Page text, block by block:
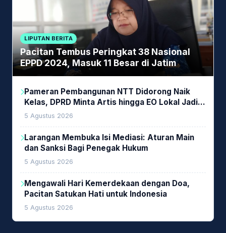
LIPUTAN BERITA
Pacitan Tembus Peringkat 38 Nasional
EPPD 2024, Masuk 11 Besar di Jatim
Pameran Pembangunan NTT Didorong Naik
Kelas, DPRD Minta Artis hingga EO Lokal Jadi
Prioritas
5 Agustus 2026
Larangan Membuka Isi Mediasi: Aturan Main
dan Sanksi Bagi Penegak Hukum
5 Agustus 2026
Mengawali Hari Kemerdekaan dengan Doa,
Pacitan Satukan Hati untuk Indonesia
5 Agustus 2026